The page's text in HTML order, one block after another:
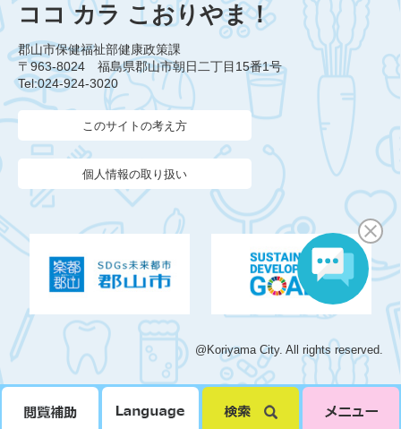
ココ カラ こおりやま！
郡山市保健福祉部健康政策課
〒963-8024 福島県郡山市朝日二丁目15番1号
Tel:024-924-3020
このサイトの考え方
個人情報の取り扱い
@Koriyama City. All rights reserved.